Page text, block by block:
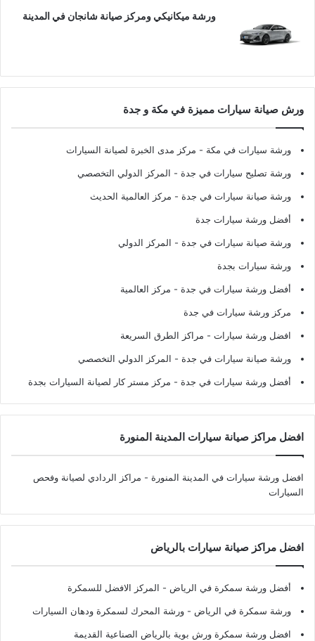
ورشة ميكانيكي ومركز صيانة شانجان في المدينة
ورش صيانة سيارات مميزة في مكة و جدة
ورشة سيارات في مكة - مركز مدى الخبرة لصيانة السيارات
ورشة تصليح سيارات في جدة - المركز الدولي التخصصي
ورشة صيانة سيارات في جدة - مركز العالمية الحديث
أفضل ورشة سيارات جدة
ورشة صيانة سيارات في جدة - المركز الدولي
ورشة سيارات بجدة
أفضل ورشة سيارات في جدة - مركز العالمية
مركز ورشة سيارات في جدة
افضل ورشة سيارات - مراكز الطرق السريعة
ورشة صيانة سيارات في جدة - المركز الدولي التخصصي
أفضل ورشة سيارات في جدة - مركز مستر كار لصيانة السيارات بجدة
افضل مراكز صيانة سيارات المدينة المنورة
افضل ورشة سيارات في المدينة المنورة - مراكز الردادي لصيانة وفحص
السيارات
افضل مراكز صيانة سيارات بالرياض
أفضل ورشة سمكرة في الرياض - المركز الافضل للسمكرة
ورشة سمكرة في الرياض - ورشة المحرك لسمكرة ودهان السيارات
افضل ورشة سمكرة ورش بوية بالرياض الصناعية القديمة